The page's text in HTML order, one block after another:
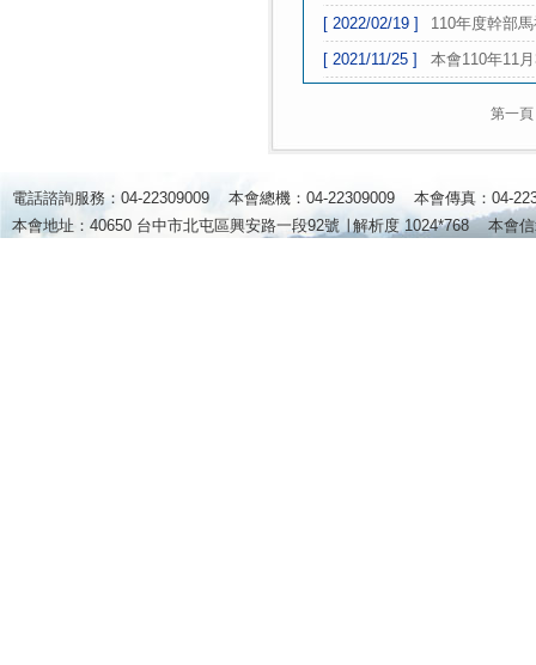
[ 2022/02/19 ]
110年度幹部
[ 2021/11/25 ]
本會110年11
第一頁
電話諮詢服務：04-22309009 本會總機：04-22309009 本會傳真：04-
本會地址：40650 台中市北屯區興安路一段92號 ∣解析度 1024*768本會信